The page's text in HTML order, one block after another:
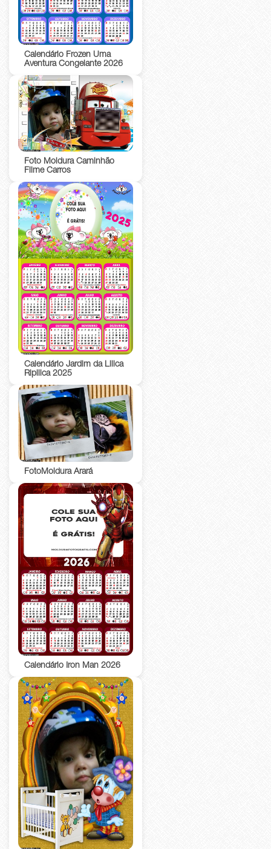
Calendário Frozen Uma
Aventura Congelante 2026
Foto Moldura Caminhão
Filme Carros
Calendário Jardim da Lilica
Ripilica 2025
FotoMoldura Arará
Calendário Iron Man 2026